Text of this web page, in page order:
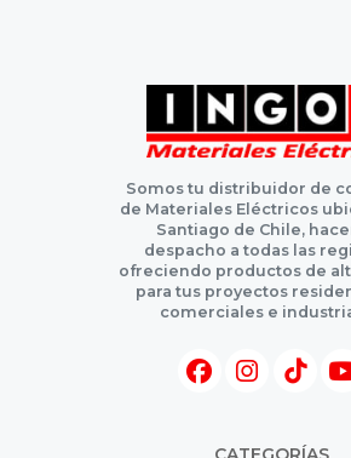
Somos tu distribuidor de
de Materiales Eléctricos
Santiago de Chile,
despacho a todas las
ofreciendo productos de
para tus proyectos
comerciales e